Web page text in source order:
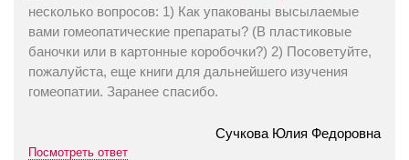
несколько вопросов: 1) Как упакованы высылаемые
вами гомеопатические препараты? (В пластиковые
баночки или в картонные коробочки?) 2) Посоветуйте,
пожалуйста, еще книги для дальнейшего изучения
гомеопатии. Заранее спасибо.
Сучкова Юлия Федоровна
Посмотреть ответ